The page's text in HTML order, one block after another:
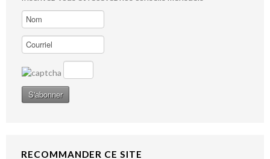
RECOMMANDER CE SITE